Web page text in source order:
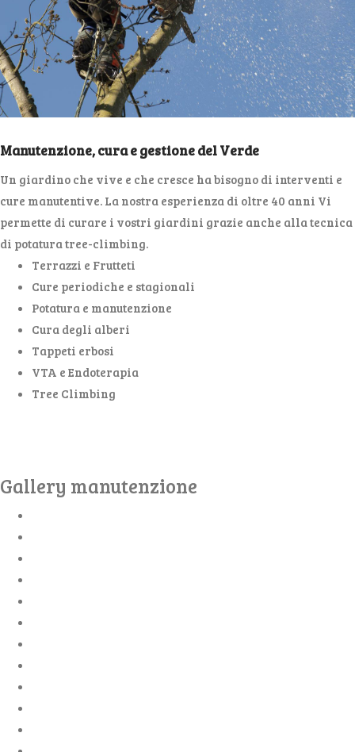
Manutenzione, cura e gestione del Verde
Un giardino che vive e che cresce ha bisogno di interventi e
cure manutentive. La nostra esperienza di oltre 40 anni Vi
permette di curare i vostri giardini grazie anche alla tecnica
di potatura tree-climbing.
Terrazzi e Frutteti
Cure periodiche e stagionali
Potatura e manutenzione
Cura degli alberi
Tappeti erbosi
VTA e Endoterapia
Tree Climbing
Gallery manutenzione